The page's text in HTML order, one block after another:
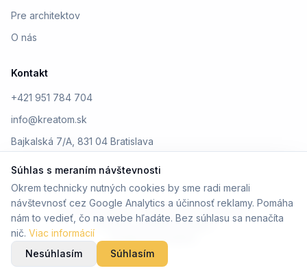
Pre architektov
O nás
Kontakt
+421 951 784 704
info@kreatom.sk
Bajkalská 7/A, 831 04 Bratislava
© 2026 Kreatom. Všetky práva vyhradené.
Ochrana osobných údajov
Súhlas s meraním návštevnosti
Okrem technicky nutných cookies by sme radi merali
návštevnosť cez Google Analytics a účinnosť reklamy. Pomáha
nám to vedieť, čo na webe hľadáte. Bez súhlasu sa nenačíta
nič. Viac informácií
Nesúhlasím
Súhlasím